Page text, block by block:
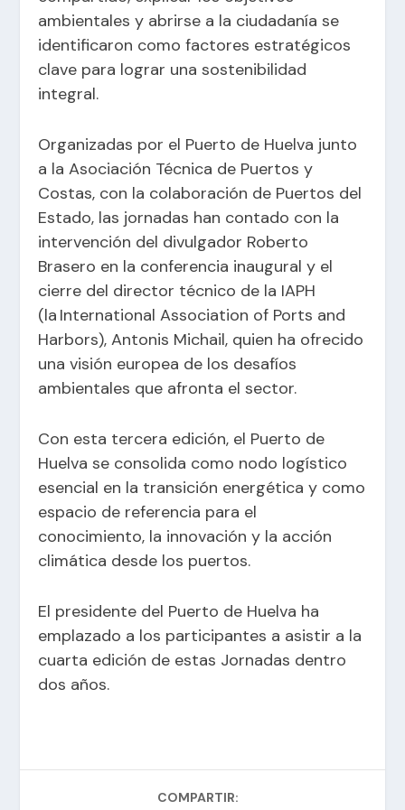
ambientales y abrirse a la ciudadanía se
identificaron como factores estratégicos
clave para lograr una sostenibilidad
integral.
Organizadas por el Puerto de Huelva junto
a la Asociación Técnica de Puertos y
Costas, con la colaboración de Puertos del
Estado, las jornadas han contado con la
intervención del divulgador Roberto
Brasero en la conferencia inaugural y el
cierre del director técnico de la IAPH
(la International Association of Ports and
Harbors), Antonis Michail, quien ha ofrecido
una visión europea de los desafíos
ambientales que afronta el sector.
Con esta tercera edición, el Puerto de
Huelva se consolida como nodo logístico
esencial en la transición energética y como
espacio de referencia para el
conocimiento, la innovación y la acción
climática desde los puertos.
El presidente del Puerto de Huelva ha
emplazado a los participantes a asistir a la
cuarta edición de estas Jornadas dentro
dos años.
COMPARTIR: